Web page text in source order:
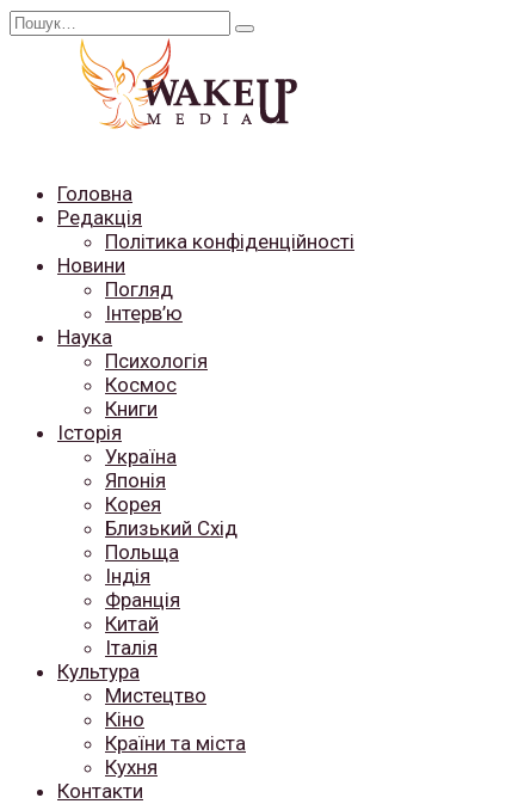
Перейти
Search
Головна
Редакція
Політика конфіденційності
Новини
Погляд
Інтерв’ю
Наука
Психологія
Космос
Книги
Історія
Україна
Японія
Корея
Близький Схід
Польща
Індія
Франція
Китай
Італія
Культура
Мистецтво
Кіно
Країни та міста
Кухня
Контакти